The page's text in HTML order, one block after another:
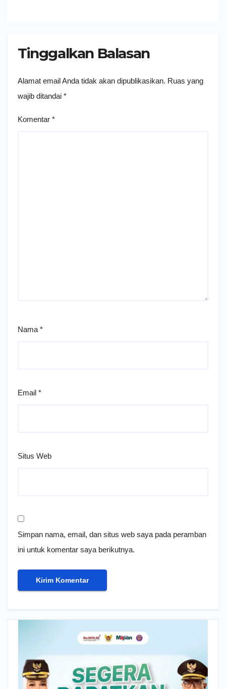
Tinggalkan Balasan
Alamat email Anda tidak akan dipublikasikan. Ruas yang
wajib ditandai *
Komentar *
Nama *
Email *
Situs Web
Simpan nama, email, dan situs web saya pada peramban
ini untuk komentar saya berikutnya.